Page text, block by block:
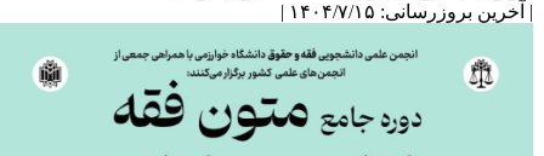
بروزرسانی: ۱۴۰۴/۷/۱۵ |